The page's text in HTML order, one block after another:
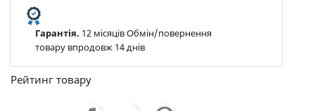
Гарантія. 12 місяців Обмін/повернення
товару впродовж 14 днів
Рейтинг товару